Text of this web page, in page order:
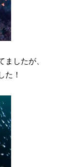
ましたが、
た！